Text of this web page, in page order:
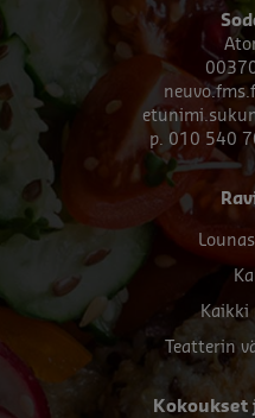
p. 010 540
Footer
menu
Kaikki
Teatterin